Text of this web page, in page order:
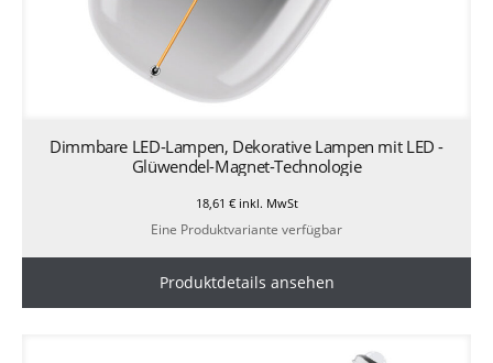
Dimmbare LED-Lampen, Dekorative Lampen mit LED -
Glüwendel-Magnet-Technologie
18,61 €inkl. MwSt
Eine Produktvariante verfügbar
Produktdetails ansehen